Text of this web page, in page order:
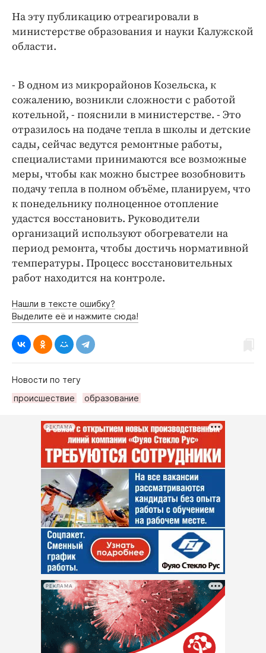
На эту публикацию отреагировали в
министерстве образования и науки Калужской
области.
- В одном из микрорайонов Козельска, к
сожалению, возникли сложности с работой
котельной, - пояснили в министерстве. - Это
отразилось на подаче тепла в школы и детские
сады, сейчас ведутся ремонтные работы,
специалистами принимаются все возможные
меры, чтобы как можно быстрее возобновить
подачу тепла в полном объёме, планируем, что
к понедельнику полноценное отопление
удастся восстановить. Руководители
организаций используют обогреватели на
период ремонта, чтобы достичь нормативной
температуры. Процесс восстановительных
работ находится на контроле.
Нашли в тексте ошибку?
Выделите её и нажмите сюда!
Новости по тегу
происшествие
образование
РЕКЛАМА
РЕКЛАМА